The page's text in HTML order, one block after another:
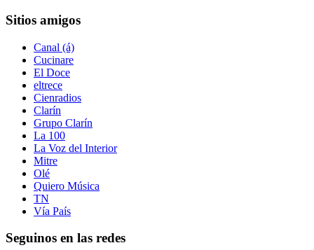
Sitios amigos
Canal (á)
Cucinare
El Doce
eltrece
Cienradios
Clarín
Grupo Clarín
La 100
La Voz del Interior
Mitre
Olé
Quiero Música
TN
Vía País
Seguinos en las redes